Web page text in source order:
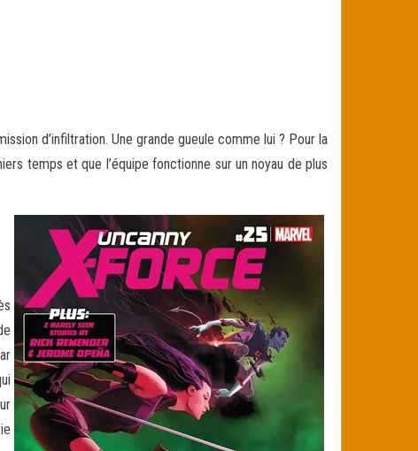
d’infiltration. Une grande gueule comme lui ? Pour la
temps et que l’équipe fonctionne sur un noyau de plus